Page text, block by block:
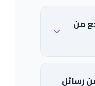
من
رسائل